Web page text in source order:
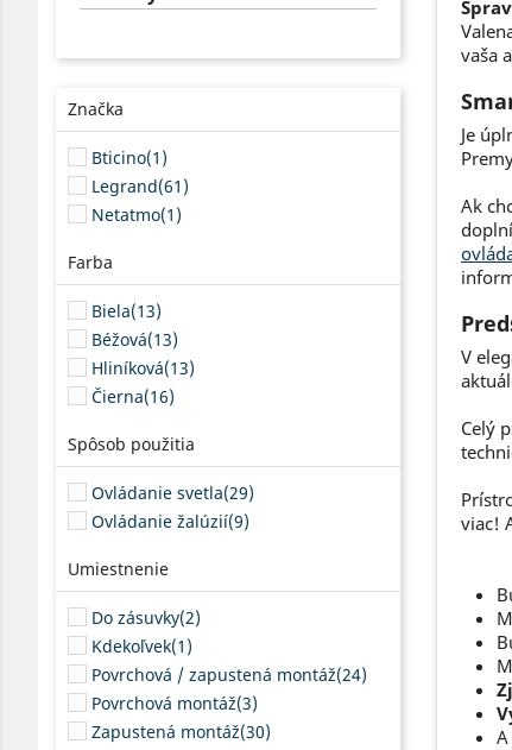
Značka
Bticino(1)
Legrand(61)
Netatmo(1)
Farba
Biela(13)
Béžová(13)
Hliníková(13)
Čierna(16)
Spôsob použitia
Ovládanie svetla(29)
Ovládanie žalúzií(9)
Umiestnenie
Do zásuvky(2)
Kdekoľvek(1)
Povrchová / zapustená montáž(24)
Povrchová montáž(3)
Zapustená montáž(30)
vaša
Je
Ak
V
Celý
viac!